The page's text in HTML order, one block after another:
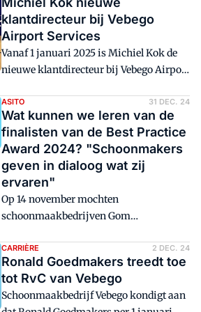
klantdirecteur bij Vebego
Airport Services
Vanaf 1 januari 2025 is Michiel Kok de
nieuwe klantdirecteur bij Vebego Airport
Vebego in verschillende functies, zowel
financieel als operationeel. Hij volgt Rob
Westerlaken op.
ASITO 31 DEC. 24
Wat kunnen we leren van de
finalisten van de Best Practice
Award 2024? "Schoonmakers
geven in dialoog wat zij
ervaren"
Op 14 november mochten
schoonmaakbedrijven Gom
hem mee naar huis nemen: de Best
Practice Award 2024 van de Code
Verantwoordelijk Marktgedrag. Waarom
hun samenwerkingen zo bijzonder zijn?
CARRIÈRE 2 DEC. 24
Ronald Goedmakers treedt toe
tot RvC van Vebego
Schoonmaakbedrijf Vebego kondigt aan